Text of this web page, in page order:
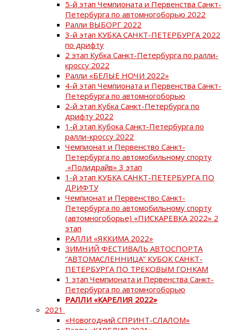
5-й этап Чемпионата и Первенства Санкт-
Петербурга по автомногоборью 2022
Ралли ВЫБОРГ 2022
3-й этап КУБКА САНКТ-ПЕТЕРБУРГА 2022
по дрифту
2 этап Кубка Санкт-Петербурга по ралли-
кроссу 2022
Ралли «БЕЛЫЕ НОЧИ 2022»
4-й этап Чемпионата и Первенства Санкт-
Петербурга по автомногоборью
2-й этап Кубка Санкт-Петербурга по
дрифту 2022
1-й этап Кубока Санкт-Петербурга по
ралли-кроссу 2022
Чемпионат и Первенство Санкт-
Петербурга по автомобильному спорту
«Полидрайв» 3 этап
1-й этап КУБКА САНКТ-ПЕТЕРБУРГА ПО
ДРИФТУ
Чемпионат и Первенство Санкт-
Петербурга по автомобильному спорту
(автомногоборье) «ПИСКАРЕВКА 2022» 2
этап
РАЛЛИ «ЯККИМА 2022»
ЗИМНИЙ ФЕСТИВАЛЬ АВТОСПОРТА
“АВТОМАСЛЕННИЦА” КУБОК САНКТ-
ПЕТЕРБУРГА ПО ТРЕКОВЫМ ГОНКАМ
1 этап Чемпионата и Первенства Санкт-
Петербурга по автомногоборью
РАЛЛИ «КАРЕЛИЯ 2022»
2021
«Новогодний СПРИНТ-СЛАЛОМ»